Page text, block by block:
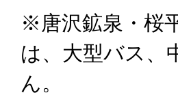
※唐沢鉱泉・桜
は、大型バス、
ん。